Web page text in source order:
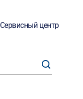
Сервисный центр